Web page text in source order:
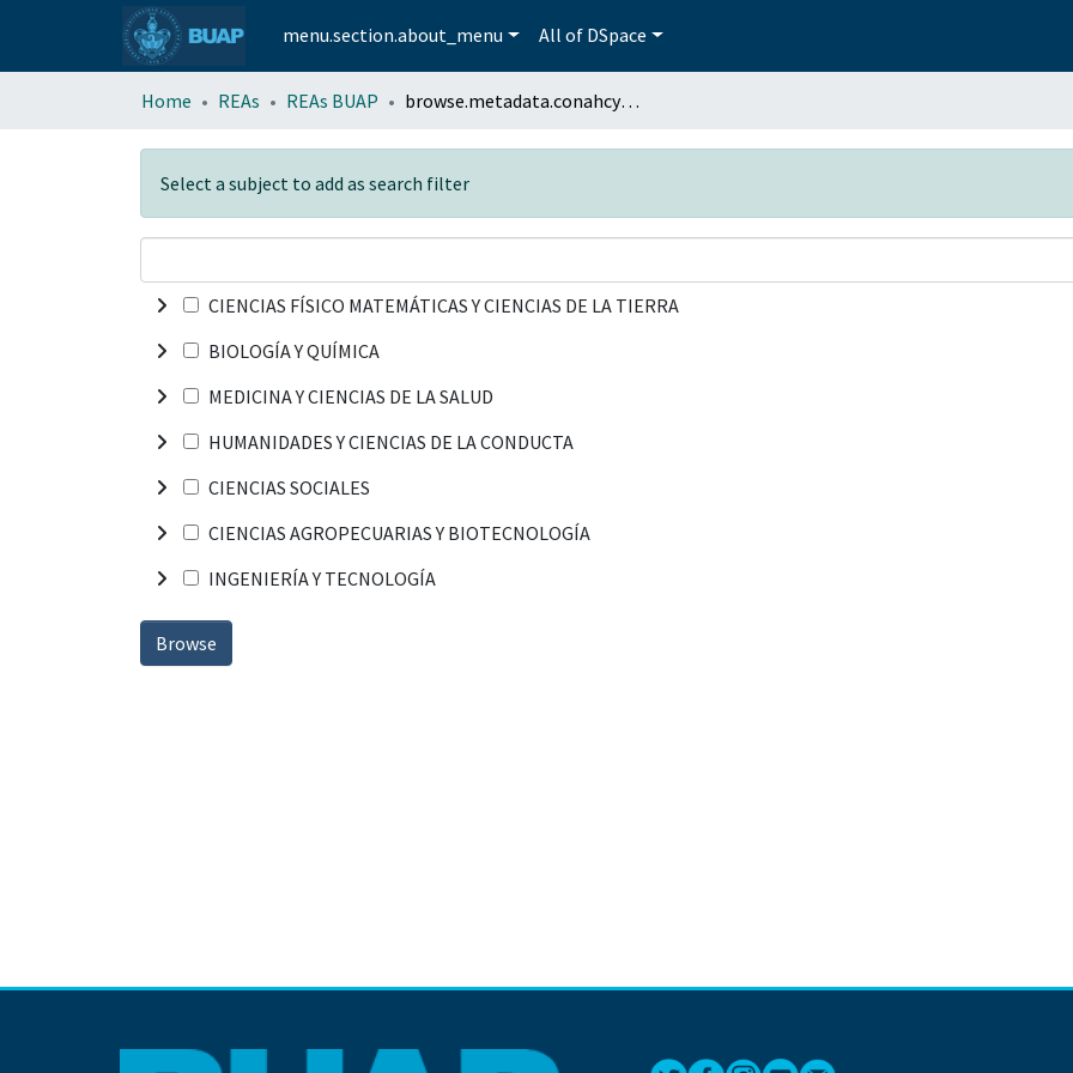
menu.section.about_menu All of DSpace
Home REAs REAs BUAP browse.metadata.conahcyt.breadcrumbs
Select a subject to add as search filter
CIENCIAS FÍSICO MATEMÁTICAS Y CIENCIAS DE LA TIERRA
BIOLOGÍA Y QUÍMICA
MEDICINA Y CIENCIAS DE LA SALUD
HUMANIDADES Y CIENCIAS DE LA CONDUCTA
CIENCIAS SOCIALES
CIENCIAS AGROPECUARIAS Y BIOTECNOLOGÍA
INGENIERÍA Y TECNOLOGÍA
Browse